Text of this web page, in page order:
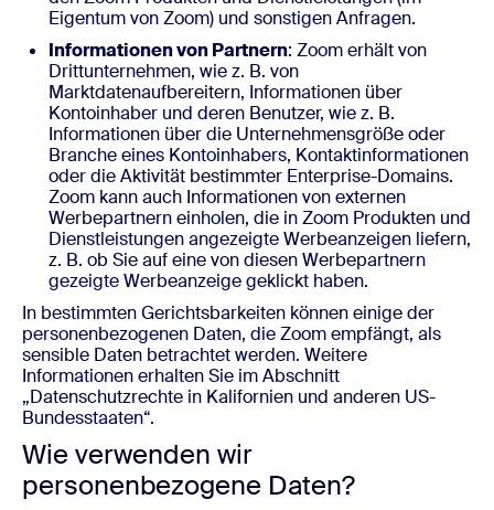
Eigentum von Zoom) und sonstigen Anfragen.
Informationen von Partnern: Zoom erhält von
Drittunternehmen, wie z. B. von
Marktdatenaufbereitern, Informationen über
Kontoinhaber und deren Benutzer, wie z. B.
Informationen über die Unternehmensgröße oder
Branche eines Kontoinhabers, Kontaktinformationen
oder die Aktivität bestimmter Enterprise-Domains.
Zoom kann auch Informationen von externen
Werbepartnern einholen, die in Zoom Produkten und
Dienstleistungen angezeigte Werbeanzeigen liefern,
z. B. ob Sie auf eine von diesen Werbepartnern
gezeigte Werbeanzeige geklickt haben.
In bestimmten Gerichtsbarkeiten können einige der
personenbezogenen Daten, die Zoom empfängt, als
sensible Daten betrachtet werden. Weitere
Informationen erhalten Sie im Abschnitt
„Datenschutzrechte in Kalifornien und anderen US-
Bundesstaaten“.
Wie verwenden wir
personenbezogene Daten?